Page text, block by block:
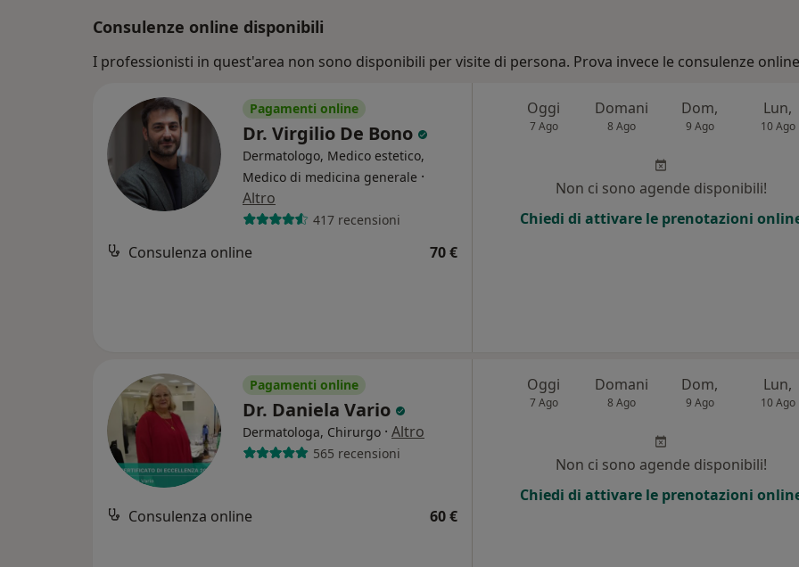
Consulenze online disponibili
I professionisti in quest'area non sono disponibili per visite di persona. Prova invece le consulenze
Pagamenti online
Dr. Virgilio De Bono
Dermatologo, Medico estetico,
Medico di medicina generale ·
Altro
417 recensioni
Consulenza online 70 €
Oggi
7 Ago
Domani
8 Ago
Dom,
9 Ago
Lun,
10 Ago
Non ci sono agende disponibili!
Chiedi di attivare le prenotazioni
Pagamenti online
Dr. Daniela Vario
Dermatologa, Chirurgo · Altro
565 recensioni
Consulenza online 60 €
Oggi
7 Ago
Domani
8 Ago
Dom,
9 Ago
Lun,
10 Ago
Non ci sono agende disponibili!
Chiedi di attivare le prenotazioni